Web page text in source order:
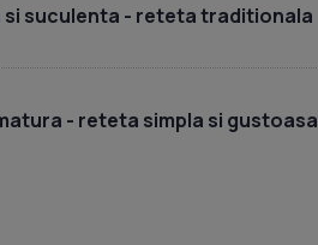
suculenta - reteta traditionala
- reteta simpla si gustoasa